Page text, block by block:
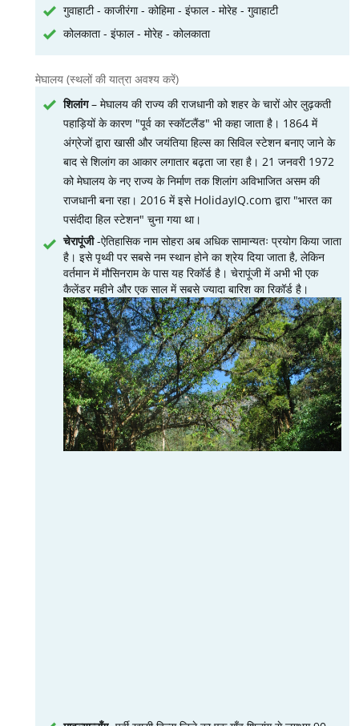
गुवाहाटी - काजीरंगा - कोहिमा - इंफाल - मोरेह - गुवाहाटी
कोलकाता - इंफाल - मोरेह - कोलकाता
मेघालय (स्थलों की यात्रा अवश्य करें)
शिलांग– मेघालय की राज्य की राजधानी को शहर के चारों ओर लुढ़कती
पहाड़ियों के कारण "पूर्व का स्कॉटलैंड" भी कहा जाता है। 1864 में
अंग्रेजों द्वारा खासी और जयंतिया हिल्स का सिविल स्टेशन बनाए जाने के
बाद से शिलांग का आकार लगातार बढ़ता जा रहा है। 21 जनवरी 1972
को मेघालय के नए राज्य के निर्माण तक शिलांग अविभाजित असम की
राजधानी बना रहा। 2016 में इसे HolidayIQ.com द्वारा "भारत का
पसंदीदा हिल स्टेशन" चुना गया था।
चेरापूंजी-ऐतिहासिक नाम सोहरा अब अधिक सामान्यतः प्रयोग किया जाता
है। इसे पृथ्वी पर सबसे नम स्थान होने का श्रेय दिया जाता है, लेकिन
वर्तमान में मौसिनराम के पास यह रिकॉर्ड है। चेरापूंजी में अभी भी एक
कैलेंडर महीने और एक साल में सबसे ज्यादा बारिश का रिकॉर्ड है।